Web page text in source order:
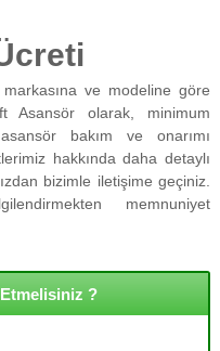
ve modeline göre
Asansör olarak, minimum
bakım ve onarımı
hakkında daha detaylı
bizimle iletişime geçiniz.
memnuniyet
?